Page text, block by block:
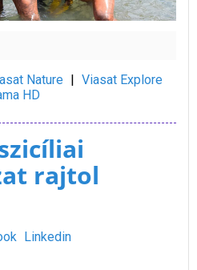
Nature
Viasat Explore
HD
rajtol
Linkedin